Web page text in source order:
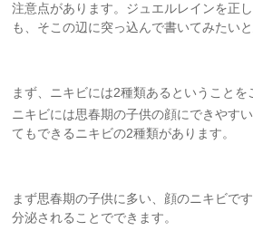
注意点があります。ジュエルレインを正
も、そこの辺に突っ込んで書いてみたいと
まず、ニキビには2種類あるということを
ニキビには思春期の子供の顔にできやす
てもできるニキビの2種類があります。
まず思春期の子供に多い、顔のニキビで
分泌されることでできます。